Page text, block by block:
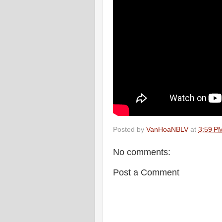
Posted by VanHoaNBLV at 3:59
No comments:
Post a Comment